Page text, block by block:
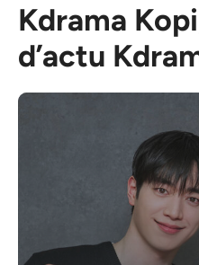
Kdrama
d’actu